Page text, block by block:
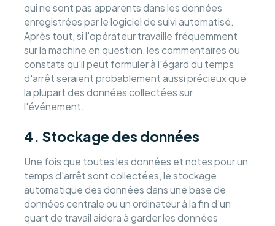
qui ne sont pas apparents dans les données
enregistrées par le logiciel de suivi automatisé.
Après tout, si l'opérateur travaille fréquemment
sur la machine en question, les commentaires ou
constats qu'il peut formuler à l'égard du temps
d'arrêt seraient probablement aussi précieux que
la plupart des données collectées sur
l'événement.
4. Stockage des données
Une fois que toutes les données et notes pour un
temps d'arrêt sont collectées, le stockage
automatique des données dans une base de
données centrale ou un ordinateur à la fin d'un
quart de travail aidera à garder les données